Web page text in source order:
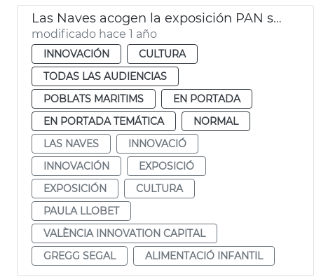
Las Naves acogen la exposición PAN sobre alimentación infantil
modificado hace 1 año
INNOVACIÓN
CULTURA
TODAS LAS AUDIENCIAS
POBLATS MARITIMS
EN PORTADA
EN PORTADA TEMÁTICA
NORMAL
LAS NAVES
INNOVACIÓ
INNOVACIÓN
EXPOSICIÓ
EXPOSICIÓN
CULTURA
PAULA LLOBET
VALÈNCIA INNOVATION CAPITAL
GREGG SEGAL
ALIMENTACIÓ INFANTIL